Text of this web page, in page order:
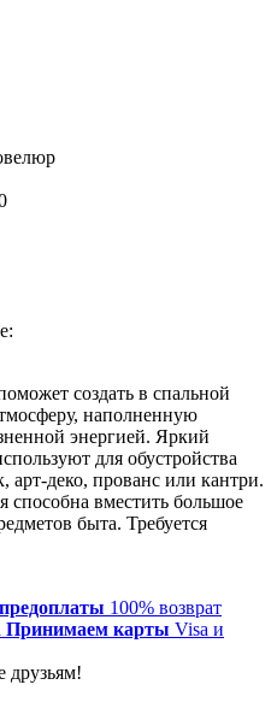
создать в спальной
наполненную
энергией. Яркий
для обустройства
арт-деко, прованс или кантри.
способна вместить большое
быта. Требуется
100% возврат
Принимаем карты Visa и
друзьям!